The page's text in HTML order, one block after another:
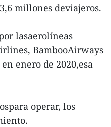
millones deviajeros.
lasaerolíneas
BambooAirways
enero de 2020,esa
operar, los